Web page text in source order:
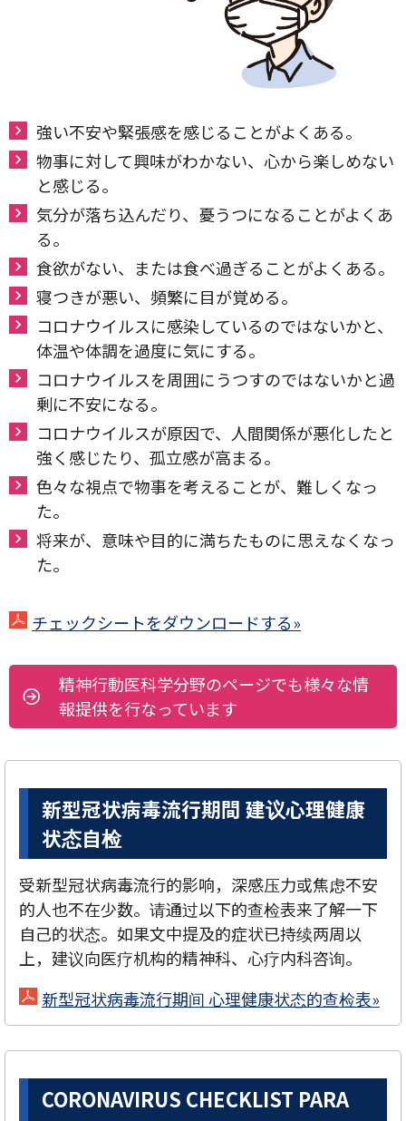
強い不安や緊張感を感じることがよくある。
物事に対して興味がわかない、心から楽しめない
と感じる。
気分が落ち込んだり、憂うつになることがよくあ
る。
食欲がない、または食べ過ぎることがよくある。
寝つきが悪い、頻繁に目が覚める。
コロナウイルスに感染しているのではないかと、
体温や体調を過度に気にする。
コロナウイルスを周囲にうつすのではないかと過
剰に不安になる。
コロナウイルスが原因で、人間関係が悪化したと
強く感じたり、孤立感が高まる。
色々な視点で物事を考えることが、難しくなっ
た。
将来が、意味や目的に満ちたものに思えなくなっ
た。
チェックシートをダウンロードする»
精神行動医科学分野のページでも様々な情
報提供を行なっています
新型冠状病毒流行期間 建议心理健康
状态自检
受新型冠状病毒流行的影响，深感压力或焦虑不安
的人也不在少数。请通过以下的查检表来了解一下
自己的状态。如果文中提及的症状已持续两周以
上，建议向医疗机构的精神科、心疗内科咨询。
新型冠状病毒流行期间 心理健康状态的查检表»
CORONAVIRUS CHECKLIST PARA